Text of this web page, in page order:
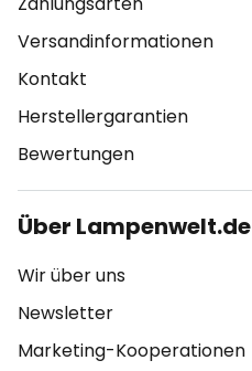
Versandinformationen
Kontakt
Herstellergarantien
Bewertungen
Über Lampenwelt.de
Wir über uns
Newsletter
Marketing-Kooperationen